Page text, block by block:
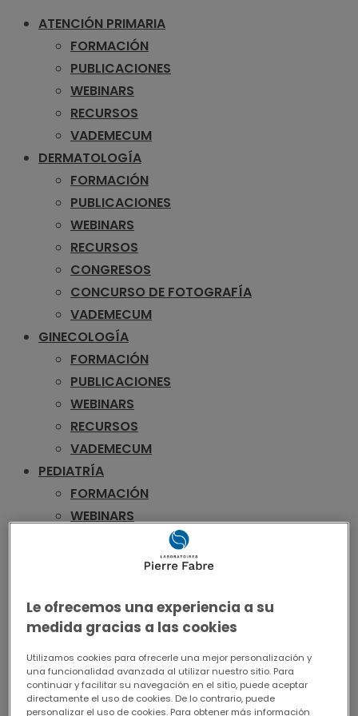
ATENCIÓN PRIMARIA
FORMACIÓN
PUBLICACIONES
WEBINARS
RECURSOS
VADEMECUM
DERMATOLOGÍA
FORMACIÓN
PUBLICACIONES
WEBINARS
RECURSOS
CONGRESOS
CONCURSO DE FOTOGRAFÍA
VADEMECUM
GINECOLOGÍA
FORMACIÓN
PUBLICACIONES
WEBINARS
RECURSOS
VADEMECUM
PEDIATRÍA
FORMACIÓN
WEBINARS
VADEMECUM
FORMACIÓN
PUBLICACIONES
WEBINARS
RECURSOS
VADEMECUM
Le ofrecemos una experiencia a su
medida gracias a las cookies
Utilizamos cookies para ofrecerle una mejor personalización y
una funcionalidad avanzada al utilizar nuestro sitio. Para
continuar y facilitar su navegación en el sitio, puede aceptar
directamente el uso de cookies. De lo contrario, puede
personalizar el uso de cookies. Para obtener más información